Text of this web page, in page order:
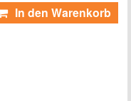
In den Warenkorb